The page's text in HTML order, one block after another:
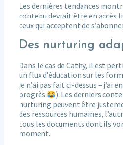
Les dernières tendances
contenu devrait être en accès
ceux qui acceptent de
Des nurturing
Dans le cas de Cathy, il est
un flux d’éducation sur les
je n’ai pas fait ci-dessus – j’ai
progrès
). Les derniers
nurturing peuvent être
des ressources humaines,
tous les documents dont ils
moment.